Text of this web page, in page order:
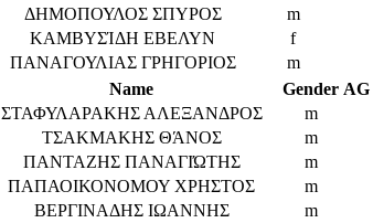
ΔΗΜΟΠΟΥΛΟΣ ΣΠΥΡΟΣ m
ΚΑΜΒΥΣΊΔΗ ΕΒΕΛΥΝ f
ΠΑΝΑΓΟΥΛΙΑΣ ΓΡΗΓΟΡΙΟΣ m
Name Gender AG
ΣΤΑΦΥΛΑΡΑΚΗΣ ΑΛΕΞΑΝΔΡΟΣ m
ΤΣΑΚΜΑΚΗΣ ΘΆΝΟΣ m
ΠΑΝΤΑΖΗΣ ΠΑΝΑΓΙΏΤΗΣ m
ΠΑΠΑΟΙΚΟΝΟΜΟΥ ΧΡΗΣΤΟΣ m
ΒΕΡΓΙΝΑΔΗΣ ΙΩΑΝΝΗΣ m